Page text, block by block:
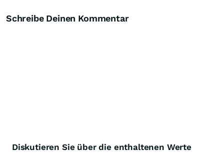
Schreibe Deinen Kommentar
Diskutieren Sie über die enthaltenen Werte